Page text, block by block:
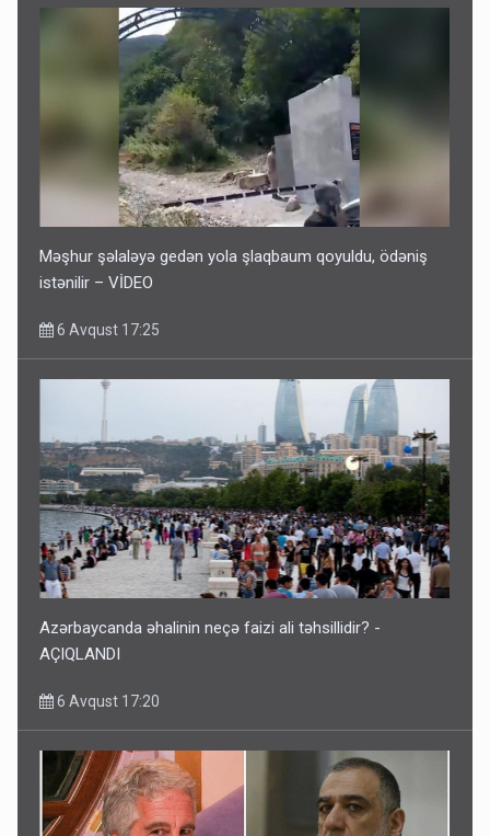
Məşhur şəlaləyə gedən yola şlaqbaum qoyuldu, ödəniş
istənilir – VİDEO
6 Avqust 17:25
Azərbaycanda əhalinin neçə faizi ali təhsillidir? -
AÇIQLANDI
6 Avqust 17:20